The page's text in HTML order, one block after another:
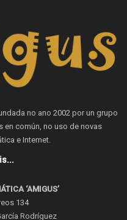
no ano 2002 por un grupo
en común, no uso de novas
e Internet.
‘AMIGUS’
134
Rodríguez